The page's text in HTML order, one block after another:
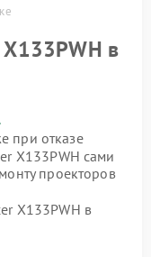
в
при отказе
X133PWH сами
проекторов
X133PWH в